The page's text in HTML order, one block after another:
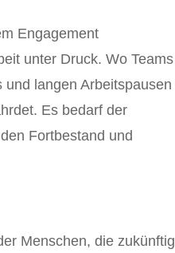
Engagement
unter Druck. Wo Teams
langen Arbeitspausen
Es bedarf der
Fortbestand und
Menschen, die zukünftig